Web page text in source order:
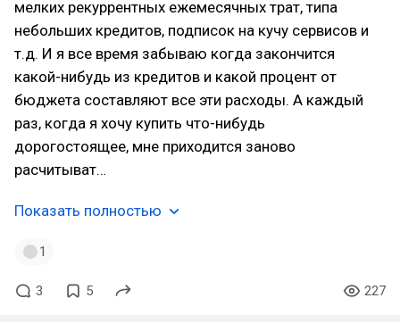
мелких рекуррентных ежемесячных трат, типа
небольших кредитов, подписок на кучу сервисов и
т.д. И я все время забываю когда закончится
какой-нибудь из кредитов и какой процент от
бюджета составляют все эти расходы. А каждый
раз, когда я хочу купить что-нибудь
дорогостоящее, мне приходится заново
расчитыват…
Показать полностью
1
3 5 227